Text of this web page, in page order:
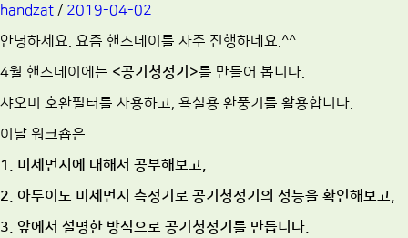
handzat / 2019-04-02
안녕하세요. 요즘 핸즈데이를 자주 진행하네요.^^
4월 핸즈데이에는 <공기청정기>를 만들어 봅니다.
샤오미 호환필터를 사용하고, 욕실용 환풍기를 활용합니다.
이날 워크숍은
1. 미세먼지에 대해서 공부해보고,
2. 아두이노 미세먼지 측정기로 공기청정기의 성능을 확인해보고,
3. 앞에서 설명한 방식으로 공기청정기를 만듭니다.